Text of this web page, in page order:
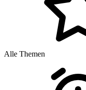
Alle Themen